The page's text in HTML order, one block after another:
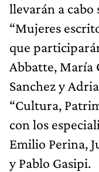
llevarán a cabo
“Mujeres
que
Abbatte, María
Sanchez y
“Cultura,
con los
Emilio Perina,
y Pablo Gasipi.